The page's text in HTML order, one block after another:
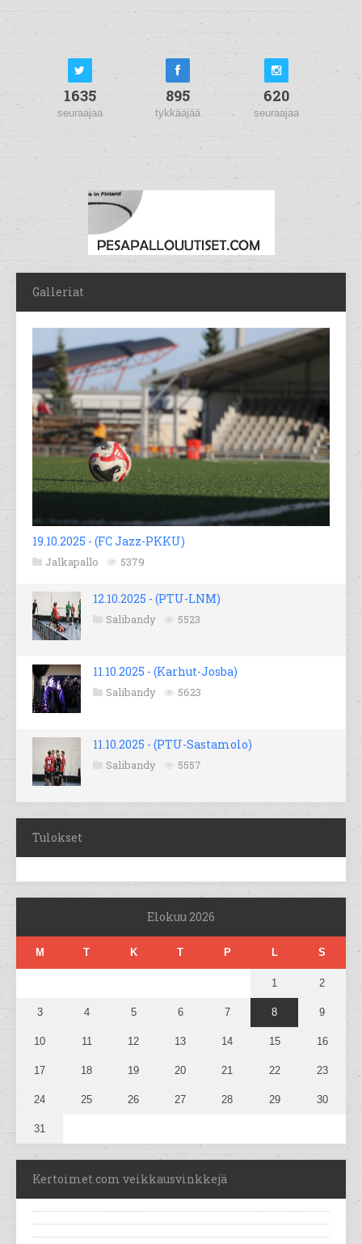
1635
seuraajaa
895
tykkääjää
620
seuraajaa
Galleriat
19.10.2025 - (FC Jazz-PKKU)
Jalkapallo 5379
12.10.2025 - (PTU-LNM)
Salibandy 5523
11.10.2025 - (Karhut-Josba)
Salibandy 5623
11.10.2025 - (PTU-Sastamolo)
Salibandy 5557
Tulokset
Elokuu 2026
M T K T P L S
1 2
3 4 5 6 7 8 9
10 11 12 13 14 15 16
17 18 19 20 21 22 23
24 25 26 27 28 29 30
31
Kertoimet.com veikkausvinkkejä